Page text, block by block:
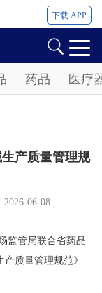
下载 APP
药品 医疗
产质量管理规
2026-06-08
管局联合省药品
质量管理规范》